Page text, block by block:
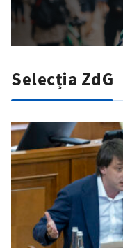
Selecția ZdG